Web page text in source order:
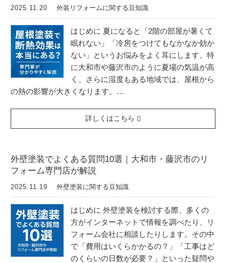
2025.11.20 外装リフォームに関する豆知識
はじめに 夏になると「2階の部屋が暑くて
眠れない」「冷房をつけてもなかなか効か
ない」というお悩みをよく耳にします。特
に大和市や藤沢市のように夏場の気温が高
く、さらに湿度もある地域では、屋根から
の熱の影響が大きくなります。…
詳しくはこちら
外壁塗装でよくある質問10選｜大和市・藤沢市のリ
フォーム専門店が解説
2025.11.19 外壁塗装に関する豆知識
はじめに 外壁塗装を検討する際、多くの
方がインターネットで情報を調べたり、リ
フォーム会社に相談したりします。その中
で「費用はいくらかかるの？」「工事はど
のくらいの日数が必要？」といった疑問や